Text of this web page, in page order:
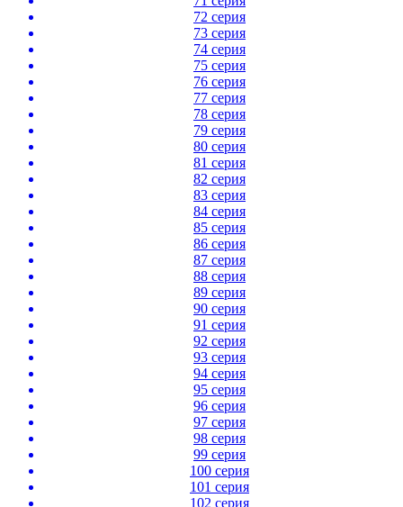
72 серия
73 серия
74 серия
75 серия
76 серия
77 серия
78 серия
79 серия
80 серия
81 серия
82 серия
83 серия
84 серия
85 серия
86 серия
87 серия
88 серия
89 серия
90 серия
91 серия
92 серия
93 серия
94 серия
95 серия
96 серия
97 серия
98 серия
99 серия
100 серия
101 серия
102 серия